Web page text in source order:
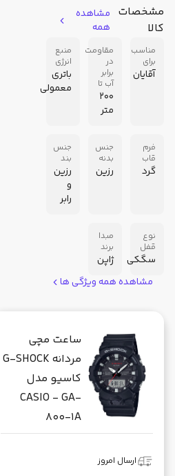
مشخصات
کالا
مشاهده
همه
مناسب
برای
آقایان
مقاومت
در
برابر
آب تا
200
متر
منبع
انرژی
باتری
معمولی
فرم
قاب
گرد
جنس
بدنه
رزین
جنس
بند
رزین
و
رابر
نوع
قفل
سگکی
مبدا
برند
ژاپن
مشاهده همه ویژگی ها
ساعت مچی
مردانه G-SHOCK
کاسیو مدل
CASIO - GA-
800-1A
ارسال امروز